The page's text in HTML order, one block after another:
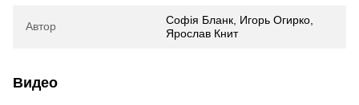
Автор
Софія Бланк, Игорь Огирко,
Ярослав Книт
Видео